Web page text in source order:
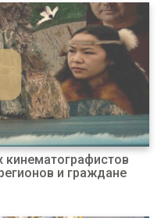
кинематографистов
и граждане